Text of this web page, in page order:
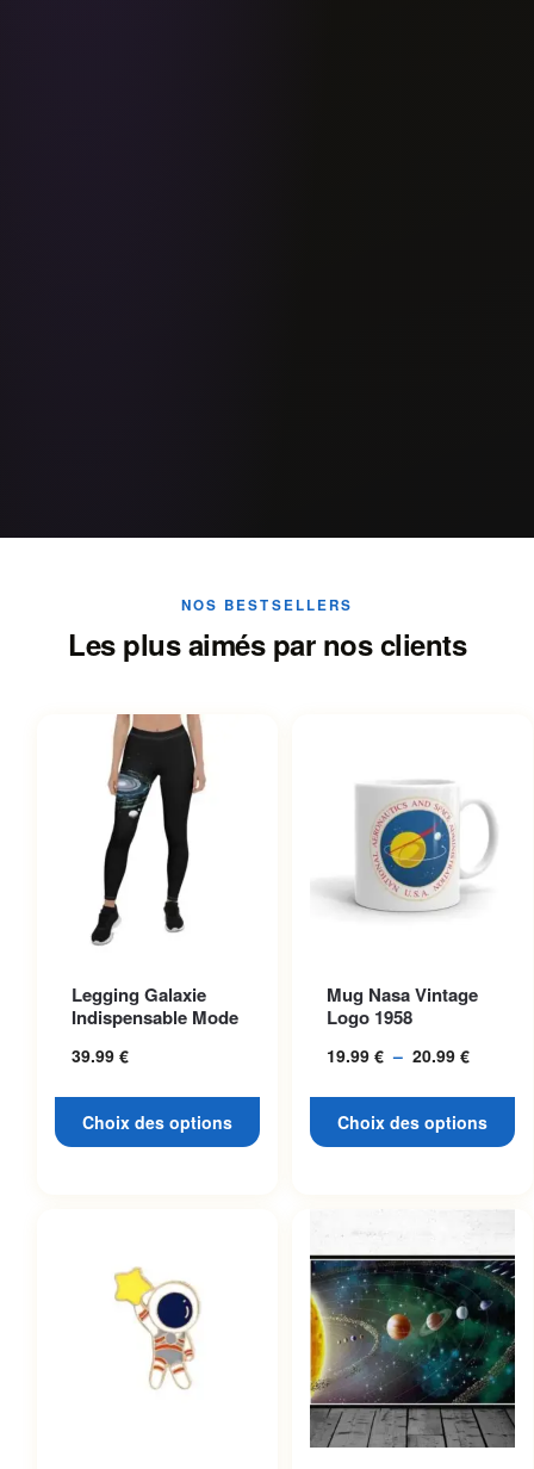
NOS BESTSELLERS
Les plus aimés par nos clients
Legging Galaxie
Indispensable Mode
39.99 €
Choix des options
variations. Les options
peuvent être choisies sur la
page du produit
Mug Nasa Vintage
Logo 1958
19.99 € – 20.99 €
19.99 €
Choix des options
variations. Les options
peuvent être choisies sur la
page du produit